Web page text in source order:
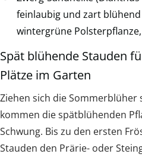
feinlaubig und zart blühend
wintergrüne
Spät blühende Stauden
Plätze im Garten
Ziehen sich die Sommerblüher
kommen die spätblühenden
Schwung. Bis zu den ersten
Stauden den Prärie- oder